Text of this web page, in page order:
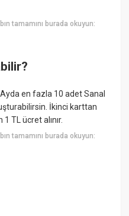
tamamını burada okuyun:
en fazla 10 adet Sanal
İkinci karttan
TL ücret alınır.
tamamını burada okuyun: